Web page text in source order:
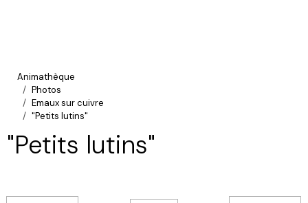
Animathèque
Photos
Emaux sur cuivre
"Petits lutins"
"Petits lutins"